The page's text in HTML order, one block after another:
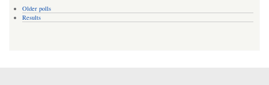
Older polls
Results